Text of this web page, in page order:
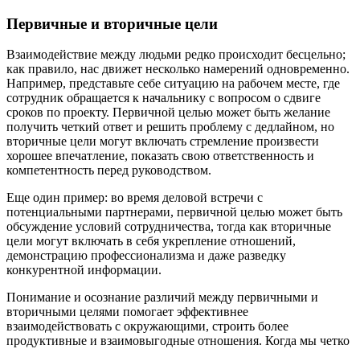
Первичные и вторичные цели
Взаимодействие между людьми редко происходит бесцельно;
как правило, нас движет несколько намерений одновременно.
Например, представьте себе ситуацию на рабочем месте, где
сотрудник обращается к начальнику с вопросом о сдвиге
сроков по проекту. Первичной целью может быть желание
получить четкий ответ и решить проблему с дедлайном, но
вторичные цели могут включать стремление произвести
хорошее впечатление, показать свою ответственность и
компетентность перед руководством.
Еще один пример: во время деловой встречи с
потенциальными партнерами, первичной целью может быть
обсуждение условий сотрудничества, тогда как вторичные
цели могут включать в себя укрепление отношений,
демонстрацию профессионализма и даже разведку
конкурентной информации.
Понимание и осознание различий между первичными и
вторичными целями помогает эффективнее
взаимодействовать с окружающими, строить более
продуктивные и взаимовыгодные отношения. Когда мы четко